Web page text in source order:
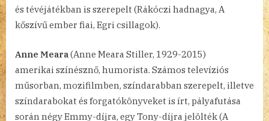
és tévéjátékban is szerepelt (Rákóczi hadnagya, A
kőszívű ember fiai, Egri csillagok).
Anne Meara(Anne Meara Stiller, 1929-2015)
amerikai színésznő, humorista. Számos televíziós
műsorban, mozifilmben, színdarabban szerepelt, illetve
színdarabokat és forgatókönyveket is írt, pályafutása
során négy Emmy-díjra, egy Tony-díjra jelölték (A